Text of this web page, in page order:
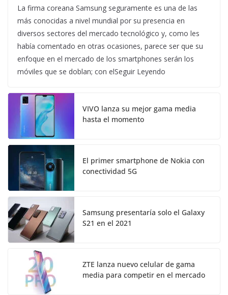
La firma coreana Samsung seguramente es una de las
más conocidas a nivel mundial por su presencia en
diversos sectores del mercado tecnológico y, como les
había comentado en otras ocasiones, parece ser que su
enfoque en el mercado de los smartphones serán los
móviles que se doblan; con elSeguir Leyendo
VIVO lanza su mejor gama media
hasta el momento
El primer smartphone de Nokia con
conectividad 5G
Samsung presentaría solo el Galaxy
S21 en el 2021
ZTE lanza nuevo celular de gama
media para competir en el mercado